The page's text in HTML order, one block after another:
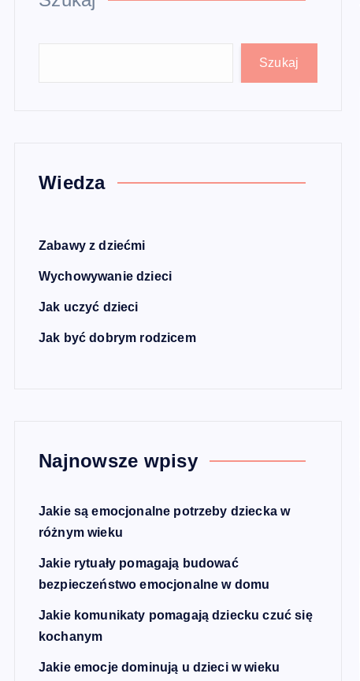
Szukaj
Wiedza
Zabawy z dziećmi
Wychowywanie dzieci
Jak uczyć dzieci
Jak być dobrym rodzicem
Najnowsze wpisy
Jakie są emocjonalne potrzeby dziecka w
różnym wieku
Jakie rytuały pomagają budować
bezpieczeństwo emocjonalne w domu
Jakie komunikaty pomagają dziecku czuć się
kochanym
Jakie emocje dominują u dzieci w wieku